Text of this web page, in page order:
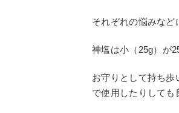
それぞれの悩みなど
神塩は小（25g）が
お守りとして持ち
で使用したりしても